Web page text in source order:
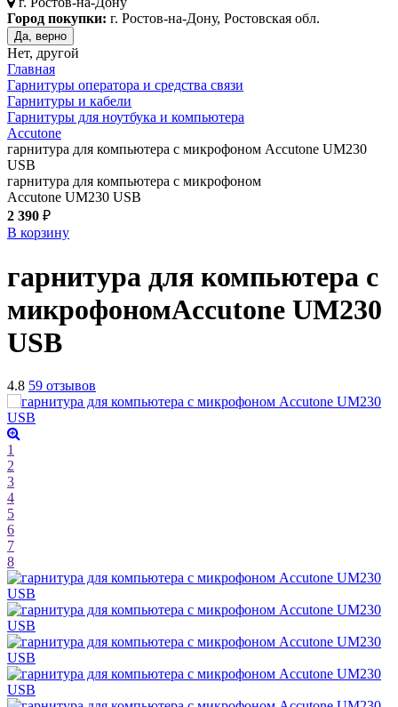
Город покупки: г. Ростов-на-Дону, Ростовская обл.
Да, верно
Нет, другой
Главная
Гарнитуры оператора и средства связи
Гарнитуры и кабели
Гарнитуры для ноутбука и компьютера
Accutone
гарнитура для компьютера с микрофоном Accutone UM230
USB
гарнитура для компьютера с микрофоном
Accutone UM230 USB
2 390 ₽
В корзину
гарнитура для компьютера с
микрофономAccutone UM230
USB
4.8 59 отзывов
1
2
3
4
5
6
7
8